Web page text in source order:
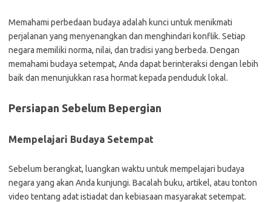
Memahami perbedaan budaya adalah kunci untuk menikmati
perjalanan yang menyenangkan dan menghindari konflik. Setiap
negara memiliki norma, nilai, dan tradisi yang berbeda. Dengan
memahami budaya setempat, Anda dapat berinteraksi dengan lebih
baik dan menunjukkan rasa hormat kepada penduduk lokal.
Persiapan Sebelum Bepergian
Mempelajari Budaya Setempat
Sebelum berangkat, luangkan waktu untuk mempelajari budaya
negara yang akan Anda kunjungi. Bacalah buku, artikel, atau tonton
video tentang adat istiadat dan kebiasaan masyarakat setempat.